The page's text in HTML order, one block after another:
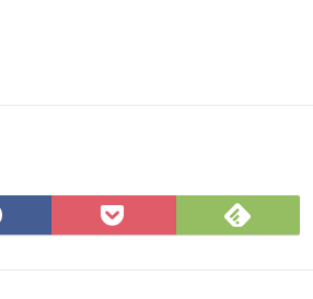
Facebook
で
Pocket
に
Feedly
で